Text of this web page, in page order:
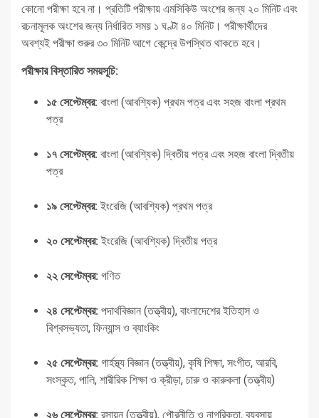
কোনো পরীক্ষা হবে না। প্রতিটি পরীক্ষায় এমসিকিউ অংশের জন্য ২০ মিনিট এবং
রচনামূলক অংশের জন্য নির্ধারিত সময় ১ ঘণ্টা ৪০ মিনিট। পরীক্ষার্থীদের
অবশ্যই পরীক্ষা শুরুর ৩০ মিনিট আগে কেন্দ্রে উপস্থিত থাকতে হবে।
পরীক্ষার বিস্তারিত সময়সূচি:
১৫ সেপ্টেম্বর: বাংলা (আবশ্যিক) প্রথম পত্র এবং সহজ বাংলা প্রথম
পত্র
১৭ সেপ্টেম্বর: বাংলা (আবশ্যিক) দ্বিতীয় পত্র এবং সহজ বাংলা দ্বিতীয়
পত্র
১৯ সেপ্টেম্বর: ইংরেজি (আবশ্যিক) প্রথম পত্র
২০ সেপ্টেম্বর: ইংরেজি (আবশ্যিক) দ্বিতীয় পত্র
২২ সেপ্টেম্বর: গণিত
২৪ সেপ্টেম্বর: পদার্থবিজ্ঞান (তত্ত্বীয়), বাংলাদেশের ইতিহাস ও
বিশ্বসভ্যতা, ফিন্যান্স ও ব্যাংকিং
২৫ সেপ্টেম্বর: গার্হস্থ্য বিজ্ঞান (তত্ত্বীয়), কৃষি শিক্ষা, সংগীত, আরবি,
সংস্কৃত, পালি, শারীরিক শিক্ষা ও ক্রীড়া, চারু ও কারুকলা (তত্ত্বীয়)
২৬ সেপ্টেম্বর: রসায়ন (তত্ত্বীয়), পৌরনীতি ও নাগরিকতা, ব্যবসায়